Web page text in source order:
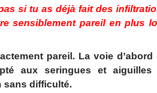
si tu as déjà fait des
sensiblement pareil en plus
pareil. La voie
aux seringues et aiguilles
sans difficulté.